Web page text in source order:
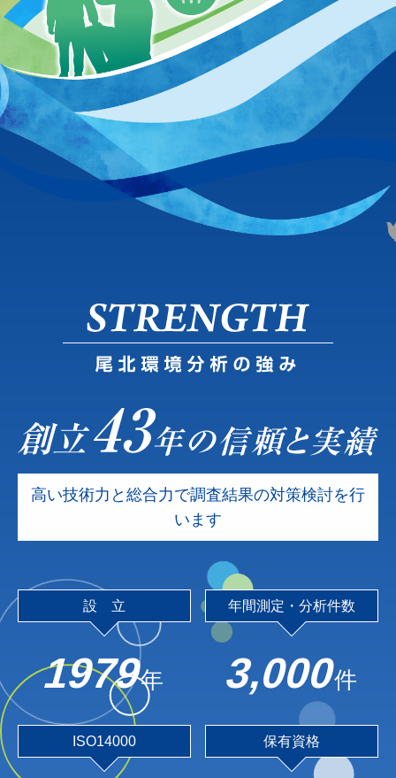
高い技術力と総合力で調査結果の対策検討を行
います
設 立
1979年
年間測定・分析件数
3,000件
ISO14000 保有資格